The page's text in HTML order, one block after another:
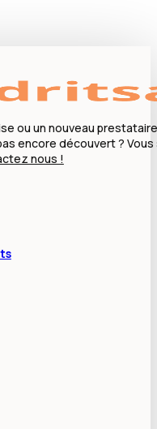
ou un nouveau
encore découvert ?
nous !